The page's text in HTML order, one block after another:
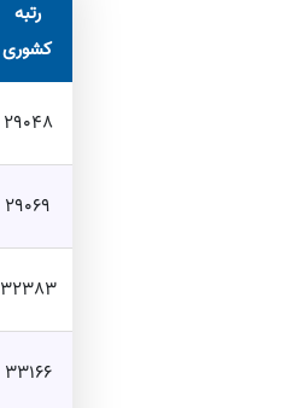
رتبه
کشوری
29048
29069
32383
33166